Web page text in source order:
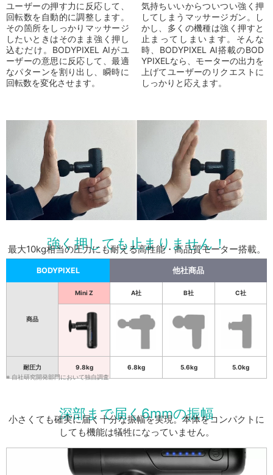
ユーザーの押す力に反応して、
回転数を自動的に調整します。
その箇所をしっかりマッサージ
したいときはそのまま強く押し
込むだけ。BODYPIXEL AIがユ
ーザーの意思に反応して、最適
なパターンを割り出し、瞬時に
回転数を変化させます。
気持ちいいからついつい強く押
してしまうマッサージガン。し
かし、多くの機種は強く押すと
止まってしまいます。そんな
時、BODYPIXEL AI搭載のBOD
YPIXELなら、モーターの出力を
上げてユーザーのリクエストに
しっかりと応えます。
強く押しても止まりません！
最大10kg相当の圧力にも耐える高性能・高品質モーター搭載。
BODYPIXEL 他社商品
商品
Mini Z A社 B社 C社
耐圧力 9.8kg 6.8kg 5.6kg
5.0kg
※ 自社研究開発部門において独自調査
深部まで届く6mmの振幅
小さくても確実に届く十分な振幅を実現。本体をコンパクトに
しても機能は犠牲になっていません。